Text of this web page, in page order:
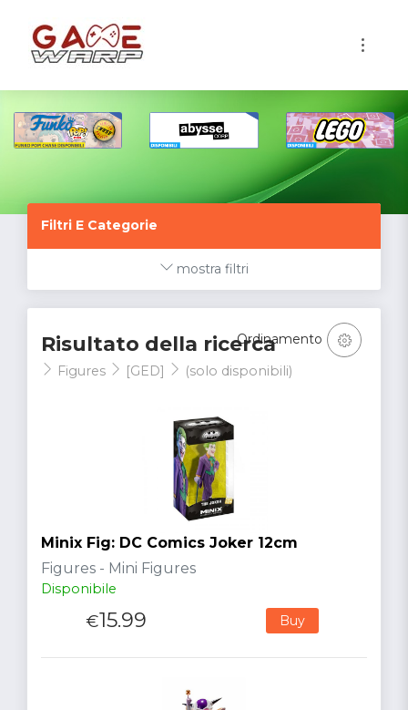
Filtri E Categorie
mostra filtri
Risultato della ricerca
Figures [GED] (solo disponibili)
Ordinamento
Minix Fig: DC Comics Joker 12cm
Figures - Mini Figures
Disponibile
€15.99 Buy